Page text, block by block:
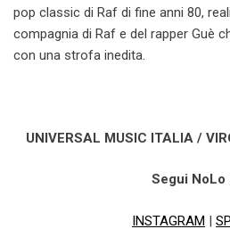
pop classic di Raf di fine anni 80,
compagnia di Raf e del rapper Guè
con una strofa inedita.
UNIVERSAL MUSIC ITALIA /
Segui NoLo
INSTAGRAM |